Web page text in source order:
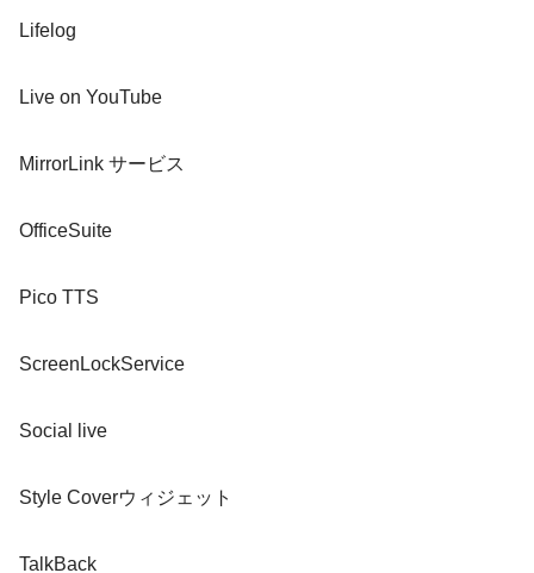
Lifelog
Live on YouTube
MirrorLink サービス
OfficeSuite
Pico TTS
ScreenLockService
Social live
Style Coverウィジェット
TalkBack